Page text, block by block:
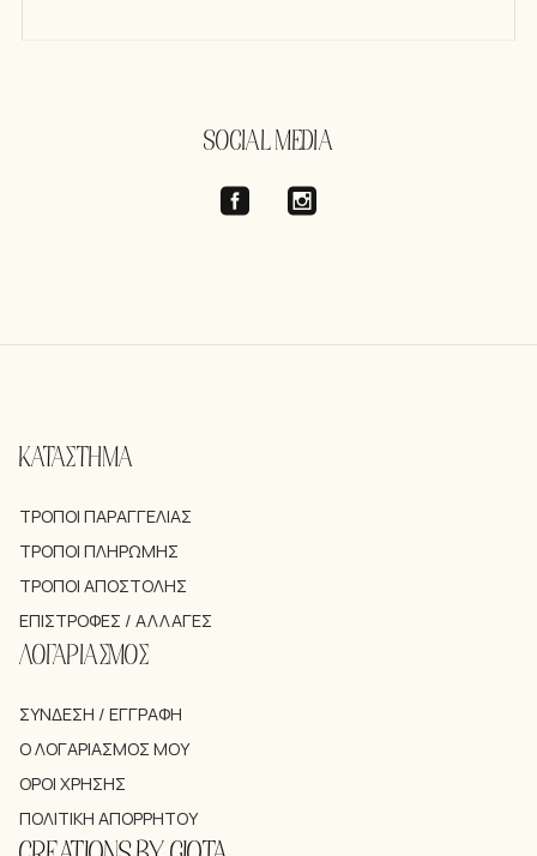
SOCIAL MEDIA
ΚΑΤΑΣΤΗΜΑ
ΤΡΌΠΟΙ ΠΑΡΑΓΓΕΛΊΑΣ
ΤΡΌΠΟΙ ΠΛΗΡΩΜΉΣ
ΤΡΌΠΟΙ ΑΠΟΣΤΟΛΉΣ
ΕΠΙΣΤΡΟΦΈΣ / ΑΛΛΑΓΈΣ
ΛΟΓΑΡΙΑΣΜΟΣ
ΣΎΝΔΕΣΗ / ΕΓΓΡΑΦΉ
Ο ΛΟΓΑΡΙΑΣΜΌΣ ΜΟΥ
ΌΡΟΙ ΧΡΉΣΗΣ
ΠΟΛΙΤΙΚΉ ΑΠΟΡΡΉΤΟΥ